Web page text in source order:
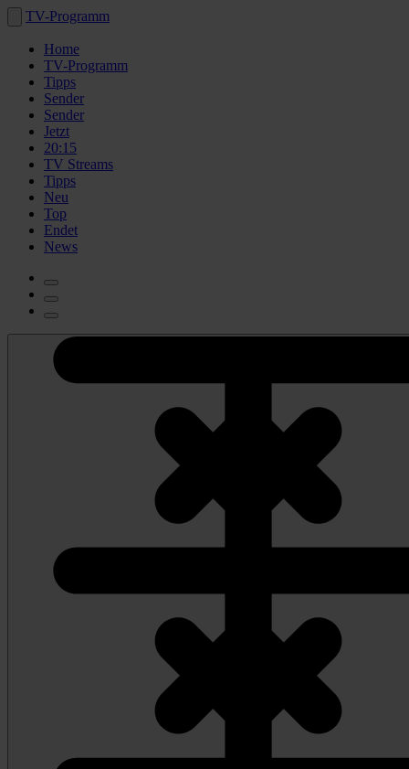
TV-Programm
Home
TV-Programm
Tipps
Sender
Sender
Jetzt
20:15
TV Streams
Tipps
Neu
Top
Endet
News